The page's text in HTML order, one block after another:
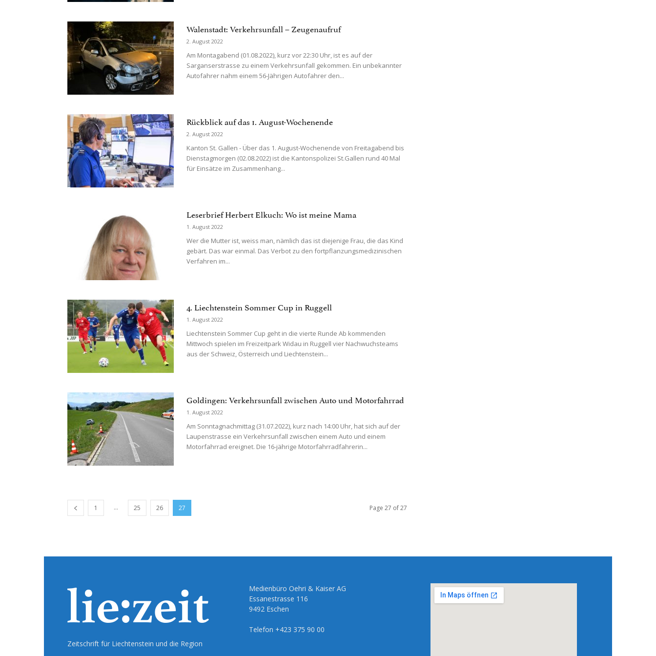
Walenstadt: Verkehrsunfall – Zeugenaufruf
2. August 2022
Am Montagabend (01.08.2022), kurz vor 22:30 Uhr, ist es auf der
Sarganserstrasse zu einem Verkehrsunfall gekommen. Ein unbekannter
Autofahrer nahm einem 56-Jährigen Autofahrer den...
Rückblick auf das 1. August-Wochenende
2. August 2022
Kanton St. Gallen - Über das 1. August-Wochenende von Freitagabend bis
Dienstagmorgen (02.08.2022) ist die Kantonspolizei St.Gallen rund 40 Mal
für Einsätze im Zusammenhang...
Leserbrief Herbert Elkuch: Wo ist meine Mama
1. August 2022
Wer die Mutter ist, weiss man, nämlich das ist diejenige Frau, die das Kind
gebärt. Das war einmal. Das Verbot zu den fortpflanzungsmedizinischen
Verfahren im...
4. Liechtenstein Sommer Cup in Ruggell
1. August 2022
Liechtenstein Sommer Cup geht in die vierte Runde Ab kommenden
Mittwoch spielen im Freizeitpark Widau in Ruggell vier Nachwuchsteams
aus der Schweiz, Österreich und Liechtenstein...
Goldingen: Verkehrsunfall zwischen Auto und Motorfahrrad
1. August 2022
Am Sonntagnachmittag (31.07.2022), kurz nach 14:00 Uhr, hat sich auf der
Laupenstrasse ein Verkehrsunfall zwischen einem Auto und einem
Motorfahrrad ereignet. Die 16-jährige Motorfahrradfahrerin...
1 ... 25 26 27 Page 27 of 27
Zeitschrift für Liechtenstein und die Region
Medienbüro Oehri & Kaiser AG
Essanestrasse 116
9492 Eschen
Telefon +423 375 90 00